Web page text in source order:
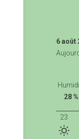
6 août
28 %
23